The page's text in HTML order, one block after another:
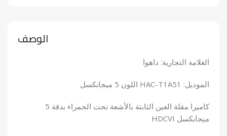
الوصف
العلامة التجارية: داهوا
الموديل: HAC-T1A51 اللون 5 ميجابكسل
كاميرا مقلة العين الثابتة بالأشعة تحت الحمراء بدقة 5
ميجابكسل HDCVI